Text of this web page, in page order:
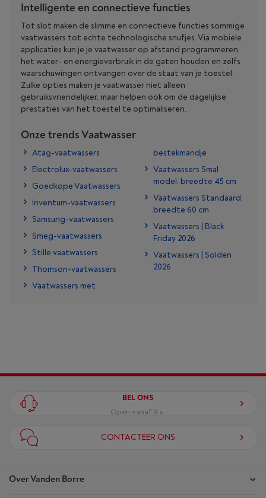
Intelligente en connectieve functies
Tot slot maken de slimme en connectieve functies sommige
vaatwassers tot echte technologische snufjes. Via mobiele
applicaties kun je je vaatwasser op afstand programmeren,
het water- en energieverbruik in de gaten houden en zelfs
waarschuwingen ontvangen over de staat van je toestel.
Zulke opties maken je vaatwasser niet alleen
gebruiksvriendelijker, maar helpen ook om de dagelijkse
prestaties van het toestel te optimaliseren.
Onze trends Vaatwasser
Atag-vaatwassers
Electrolux-vaatwassers
Goedkope Vaatwassers
Inventum-vaatwassers
Samsung-vaatwassers
Smeg-vaatwassers
Stille vaatwassers
Thomson-vaatwassers
Vaatwassers met
bestekmandje
Vaatwassers Smal
model: breedte 45 cm
Vaatwassers Standaard:
breedte 60 cm
Vaatwassers | Black
Friday 2026
Vaatwassers | Solden
2026
Over Vanden Borre
BEL ONS
Open vanaf 9 u.
CONTACTEER ONS